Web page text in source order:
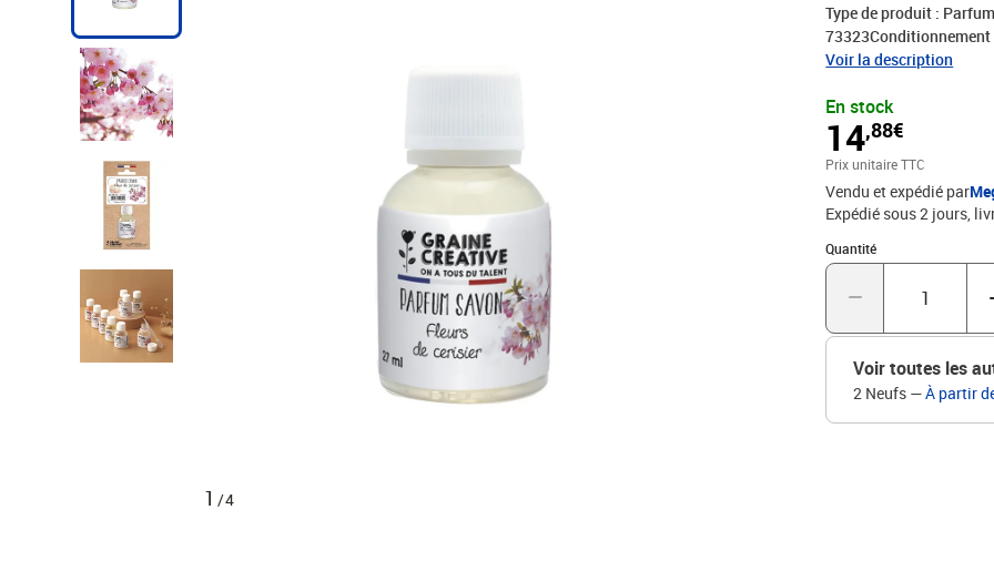
1 /4
Type de produit :
73323Conditionnement
France par notre
Voir la description
En stock
14,88€
Prix unitaire TTC
Vendu et expédié par
Expédié sous 2 jours
Quantité
Quantité : 1
Voir toutes les
2 Neufs —À partir